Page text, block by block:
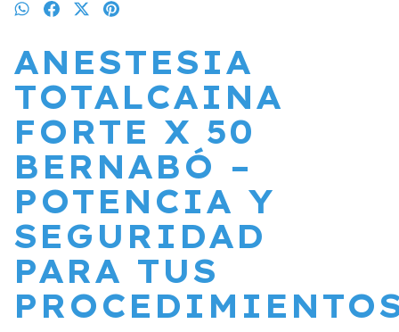
ANESTESIA
TOTALCAINA
FORTE X 50
BERNABÓ –
POTENCIA Y
SEGURIDAD
PARA TUS